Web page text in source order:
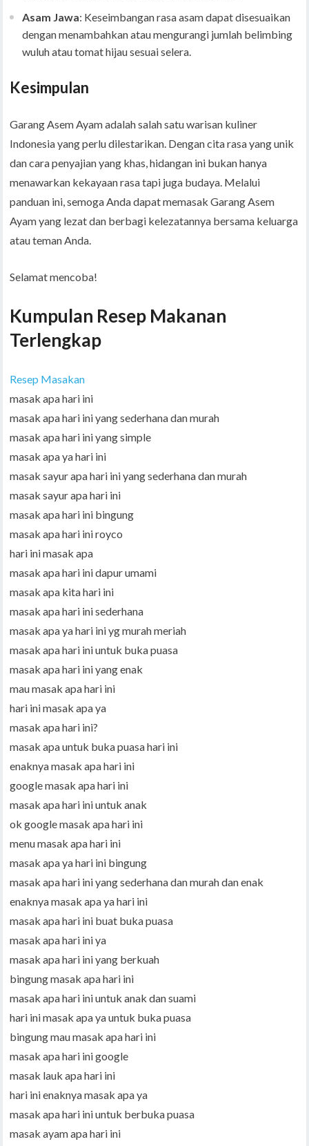
Asam Jawa: Keseimbangan rasa asam dapat disesuaikan
dengan menambahkan atau mengurangi jumlah belimbing
wuluh atau tomat hijau sesuai selera.
Kesimpulan
Garang Asem Ayam adalah salah satu warisan kuliner
Indonesia yang perlu dilestarikan. Dengan cita rasa yang unik
dan cara penyajian yang khas, hidangan ini bukan hanya
menawarkan kekayaan rasa tapi juga budaya. Melalui
panduan ini, semoga Anda dapat memasak Garang Asem
Ayam yang lezat dan berbagi kelezatannya bersama keluarga
atau teman Anda.
Selamat mencoba!
Kumpulan Resep Makanan
Terlengkap
Resep Masakan
masak apa hari ini
masak apa hari ini yang sederhana dan murah
masak apa hari ini yang simple
masak apa ya hari ini
masak sayur apa hari ini yang sederhana dan murah
masak sayur apa hari ini
masak apa hari ini bingung
masak apa hari ini royco
hari ini masak apa
masak apa hari ini dapur umami
masak apa kita hari ini
masak apa hari ini sederhana
masak apa ya hari ini yg murah meriah
masak apa hari ini untuk buka puasa
masak apa hari ini yang enak
mau masak apa hari ini
hari ini masak apa ya
masak apa hari ini?
masak apa untuk buka puasa hari ini
enaknya masak apa hari ini
google masak apa hari ini
masak apa hari ini untuk anak
ok google masak apa hari ini
menu masak apa hari ini
masak apa ya hari ini bingung
masak apa hari ini yang sederhana dan murah dan enak
enaknya masak apa ya hari ini
masak apa hari ini buat buka puasa
masak apa hari ini ya
masak apa hari ini yang berkuah
bingung masak apa hari ini
masak apa hari ini untuk anak dan suami
hari ini masak apa ya untuk buka puasa
bingung mau masak apa hari ini
masak apa hari ini google
masak lauk apa hari ini
hari ini enaknya masak apa ya
masak apa hari ini untuk berbuka puasa
masak ayam apa hari ini